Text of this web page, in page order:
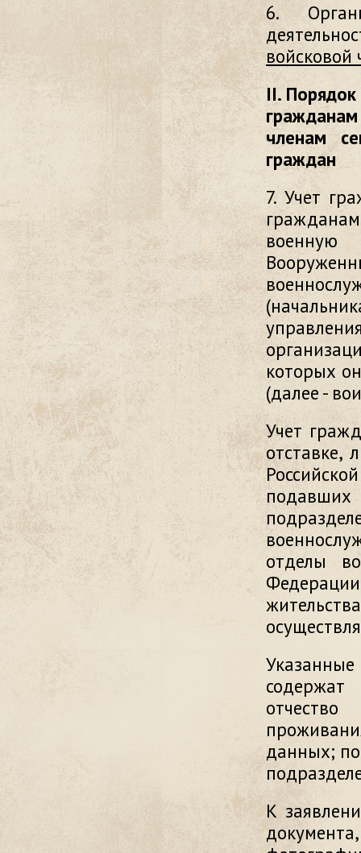
6.
войсковой
II.
членам
граждан
7. Учет
военную
которых
(далее -
Учет
отставке,
подавших
отделы
данных;
К